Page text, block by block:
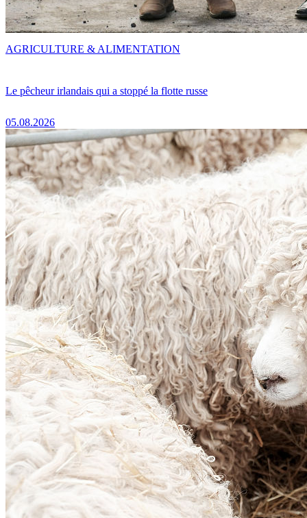
Le pêcheur irlandais qui a stoppé la flotte russe
05.08.2026
AGRICULTURE & ALIMENTATION